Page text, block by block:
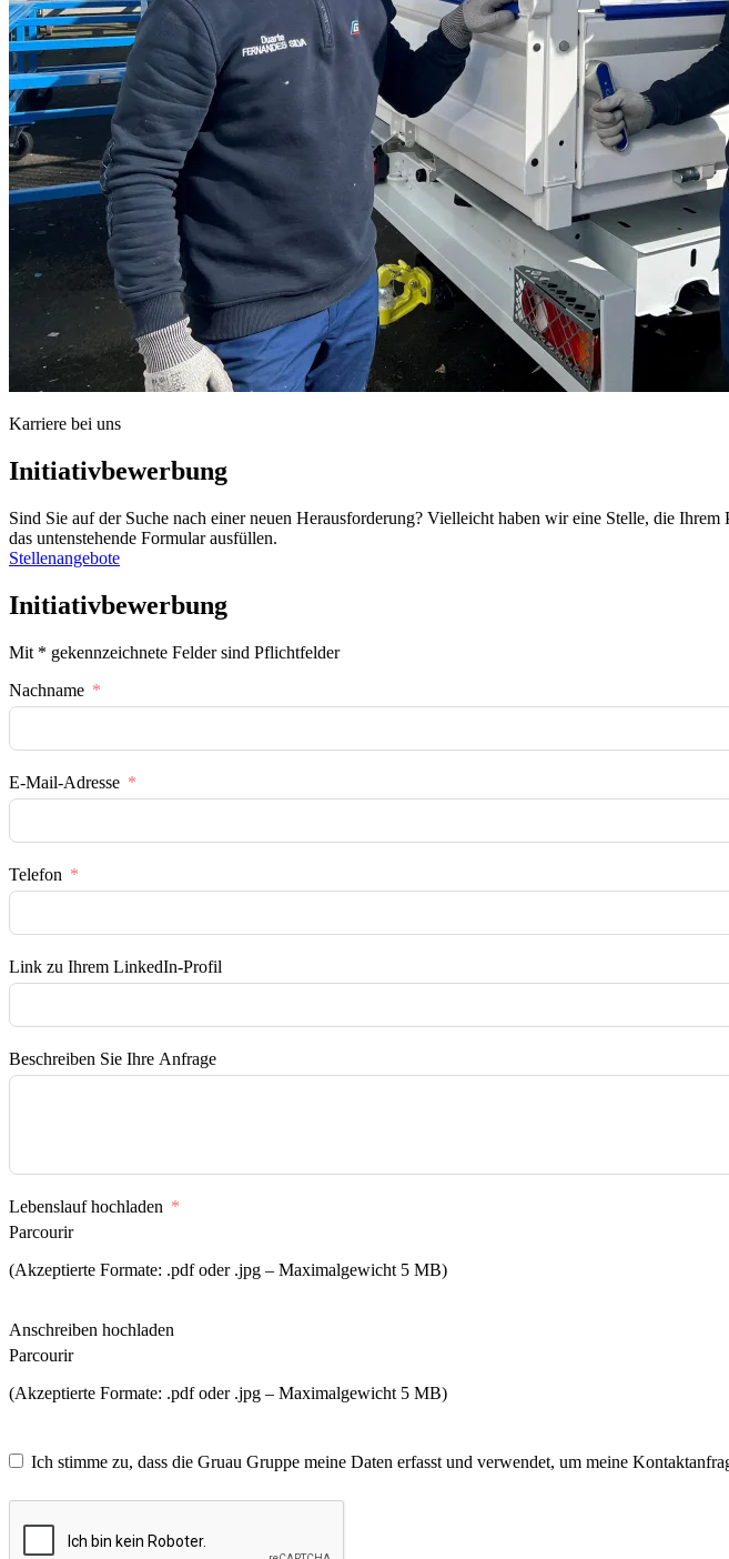
Karriere bei uns
Initiativbewerbung
Sind Sie auf der Suche nach einer neuen Herausforderung? Vielleicht haben wir eine Stelle, die
das untenstehende Formular ausfüllen.
Stellenangebote
Initiativbewerbung
Mit * gekennzeichnete Felder sind Pflichtfelder
Nachname
E-Mail-Adresse
Telefon
Link zu Ihrem LinkedIn-Profil
Beschreiben Sie Ihre Anfrage
Lebenslauf hochladen
Parcourir
(Akzeptierte Formate: .pdf oder .jpg – Maximalgewicht 5 MB)
Anschreiben hochladen
Parcourir
(Akzeptierte Formate: .pdf oder .jpg – Maximalgewicht 5 MB)
Ich stimme zu, dass die Gruau Gruppe meine Daten erfasst und verwendet, um meine